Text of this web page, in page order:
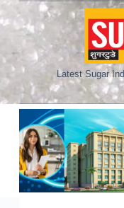
Skip
to
Latest Sugar